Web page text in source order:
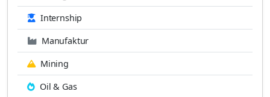
Internship
Manufaktur
Mining
Oil & Gas